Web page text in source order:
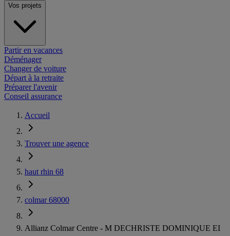
Vos projets
Partir en vacances
Déménager
Changer de voiture
Départ à la retraite
Préparer l'avenir
Conseil assurance
Accueil
Trouver une agence
haut rhin 68
colmar 68000
Allianz Colmar Centre - M DECHRISTE DOMINIQUE EI